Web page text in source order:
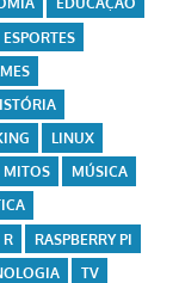
ESPORTES
LINUX
MITOS
MÚSICA
R
RASPBERRY PI
TV